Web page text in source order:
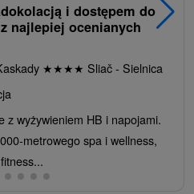
i dostępem do
najlepiej ocenianych
★★★★ Sliač - Sielnica
z wyżywieniem HB i napojami.
metrowego spa i wellness,